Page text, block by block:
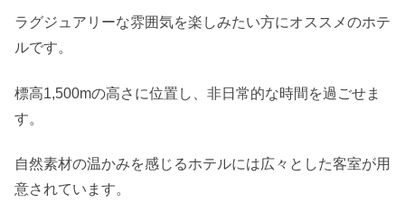
ラグジュアリーな雰囲気を楽しみたい方にオススメのホテ
ルです。
標高1,500mの高さに位置し、非日常的な時間を過ごせま
す。
自然素材の温かみを感じるホテルには広々とした客室が用
意されています。